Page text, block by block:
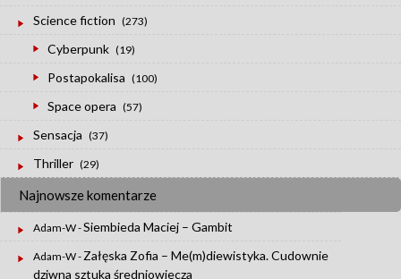
Science fiction (273)
Cyberpunk (19)
Postapokalisa (100)
Space opera (57)
Sensacja (37)
Thriller (29)
Najnowsze komentarze
Adam-W-Siembieda Maciej – Gambit
Adam-W- Załęska Zofia – Me(m)diewistyka. Cudownie
dziwna sztuka średniowiecza